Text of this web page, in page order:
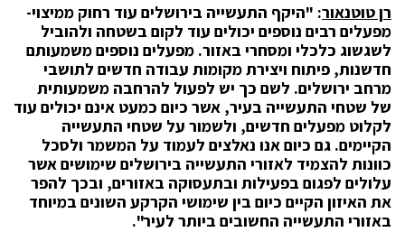
רן טוטנאור: "היקף התעשייה בירושלים עוד רחוק ממיצוי-
מפעלים רבים נוספים יכולים עוד לקום בשטחה ולהוביל
לשגשוג כלכלי ומסחרי באזור. מפעלים נוספים משמעותם
חדשנות, פיתוח ויצירת מקומות עבודה חדשים לתושבי
מרחב ירושלים. לשם כך יש לפעול להרחבה משמעותית
של שטחי התעשייה בעיר, אשר כיום כמעט אינם יכולים עוד
לקלוט מפעלים חדשים, ולשמור על שטחי התעשייה
הקיימים. גם כיום אנו נאלצים לעמוד על המשמר ולסכל
כוונות להצמיד לאזורי התעשייה בירושלים שימושים אשר
עלולים לפגום בפעילות ובתעסוקה באזורים, ובכך להפר
את האיזון הקיים כיום בין שימושי הקרקע השונים במיוחד
באזורי התעשייה החשובים ביותר לעיר".